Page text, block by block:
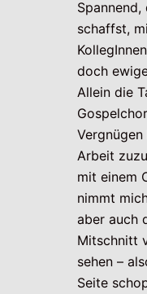
schaffst,
doch
Allein die
Arbeit
mit einem
nimmt
aber auch
Mitschnitt
sehen –
Seite